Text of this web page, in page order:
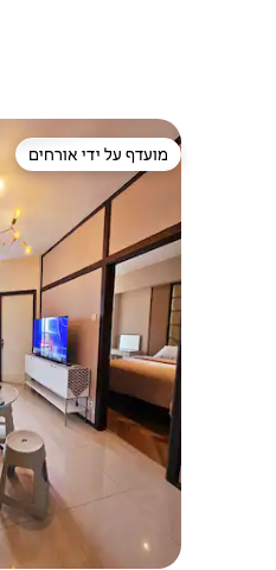
מועדף על ידי אורחים
מועדף על ידי אורחים